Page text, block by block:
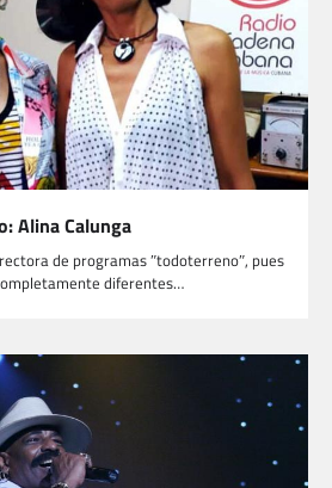
Alina Calunga
de programas ʺtodoterrenoʺ, pues
diferentes…